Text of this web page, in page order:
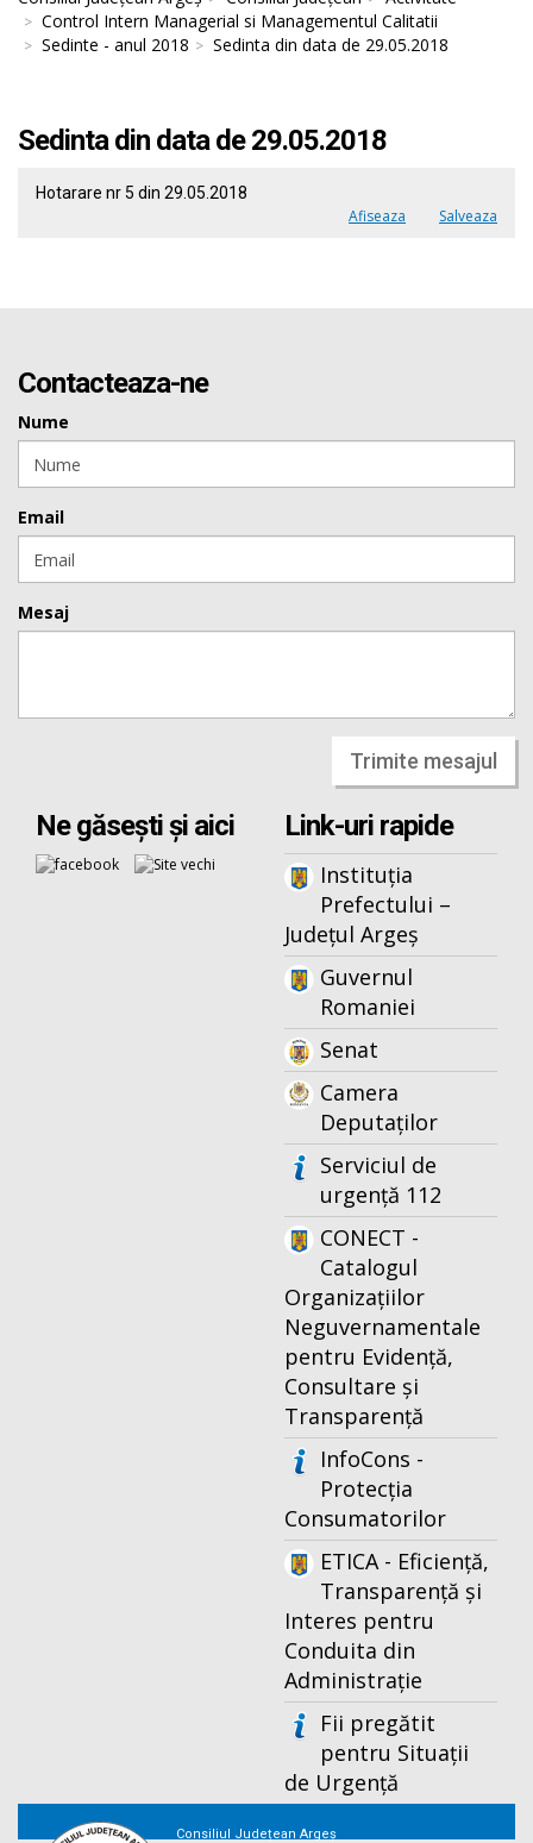
Control Intern Managerial si Managementul Calitatii
Sedinte - anul 2018
Sedinta din data de 29.05.2018
Sedinta din data de 29.05.2018
Hotarare nr 5 din 29.05.2018
Afiseaza Salveaza
Contacteaza-ne
Nume
Email
Mesaj
Trimite mesajul
Ne găsești și aici Link-uri rapide
Instituția
Prefectului –
Județul Argeș
Guvernul
Romaniei
Senat
Camera
Deputaților
Serviciul de
urgență 112
CONECT -
Catalogul
Organizațiilor
Neguvernamentale
pentru Evidență,
Consultare și
Transparență
InfoCons -
Protecția
Consumatorilor
ETICA - Eficiență,
Transparență și
Interes pentru
Conduita din
Administrație
Fii pregătit
pentru Situații
de Urgență
Consiliul Județean Argeș